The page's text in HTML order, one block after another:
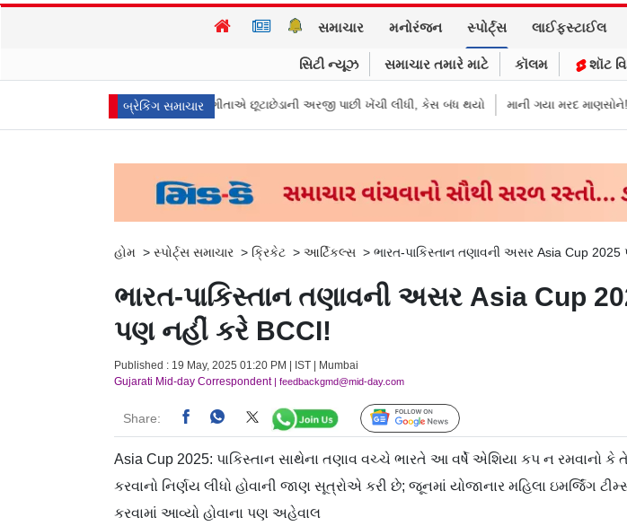
સમાચાર મનોરંજન સ્પોર્ટ્સ લાઈફસ્ટાઈલ
સિટી ન્યૂઝ સમાચાર તમારે માટે કૉલમ શૉટ
બ્રેકિંગ સમાચાર
મુખ્ય પ્રધાન વિજયની પત્ની સંગીતાએ છૂટાછેડાની અરજી પાછી ખેંચી લીધી, કેસ બંધ થયો માની ગયા મરદ માણસોને!
હોમ > સ્પોર્ટ્સ સમાચાર > ક્રિકેટ > આર્ટિકલ્સ > ભારત-પાકિસ્તાન તણાવની અસર Asia Cup
ભારત-પાકિસ્તાન તણાવની અસર Asia Cup
પણ નહીં કરે BCCI!
Published : 19 May, 2025 01:20 PM | IST | Mumbai
Gujarati Mid-day Correspondent| feedbackgmd@mid-day.com
Share: Follow Us
Asia Cup 2025: પાકિસ્તાન સાથેના તણાવ વચ્ચે ભારતે આ વર્ષે એશિયા કપ ન રમવાનો
કરવાનો નિર્ણય લીધો હોવાની જાણ સૂત્રોએ કરી છે; જૂનમાં યોજાનાર મહિલા ઇમર્જિંગ
કરવામાં આવ્યો હોવાના પણ અહેવાલ